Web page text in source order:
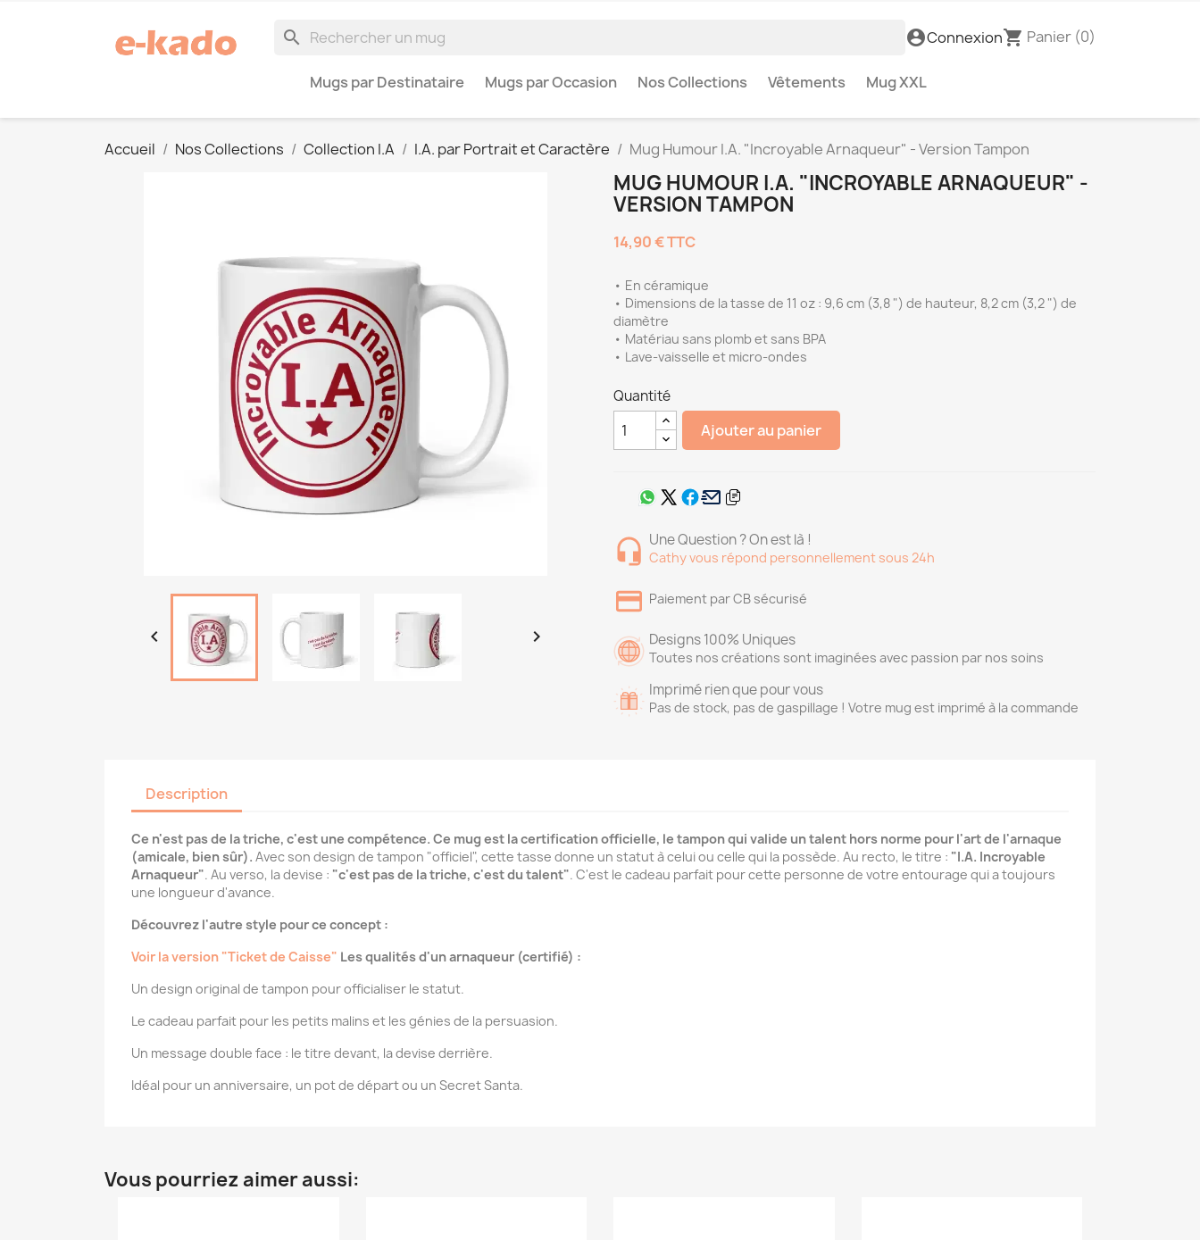
search account_circleConnexionshopping_cart Panier (0)
Mugs par Destinataire Mugs par Occasion Nos Collections Vêtements Mug XXL
Accueil Nos Collections Collection I.A I.A. par Portrait et Caractère Mug Humour I.A. "Incroyable Arnaqueur" - Version Tampon
 
MUG HUMOUR I.A. "INCROYABLE ARNAQUEUR" -
VERSION TAMPON
14,90 €TTC
• En céramique
• Dimensions de la tasse de 11 oz : 9,6 cm (3,8 ") de hauteur, 8,2 cm (3,2 ") de
diamètre
• Matériau sans plomb et sans BPA
• Lave-vaisselle et micro-ondes
Quantité
Ajouter au panier
Une Question ? On est là !
Cathy vous répond personnellement sous 24h
Paiement par CB sécurisé
Designs 100% Uniques
Toutes nos créations sont imaginées avec passion par nos soins
Imprimé rien que pour vous
Pas de stock, pas de gaspillage ! Votre mug est imprimé à la commande
Description
Ce n'est pas de la triche, c'est une compétence. Ce mug est la certification officielle, le tampon qui valide un talent hors norme pour l'art de l'arnaque
(amicale, bien sûr). Avec son design de tampon "officiel", cette tasse donne un statut à celui ou celle qui la possède. Au recto, le titre : "I.A. Incroyable
Arnaqueur". Au verso, la devise : "c'est pas de la triche, c'est du talent". C'est le cadeau parfait pour cette personne de votre entourage qui a toujours
une longueur d'avance.
Découvrez l'autre style pour ce concept :
Voir la version "Ticket de Caisse" Les qualités d'un arnaqueur (certifié) :
Un design original de tampon pour officialiser le statut.
Le cadeau parfait pour les petits malins et les génies de la persuasion.
Un message double face : le titre devant, la devise derrière.
Idéal pour un anniversaire, un pot de départ ou un Secret Santa.
Vous pourriez aimer aussi: